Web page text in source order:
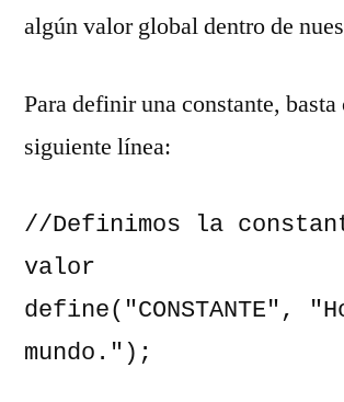
algún valor global dentro de
Para definir una constante, basta
siguiente línea:
//Definimos la
valor
define("CONSTANTE",
mundo.");